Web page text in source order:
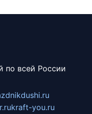
по всей России
kraft-you.ru